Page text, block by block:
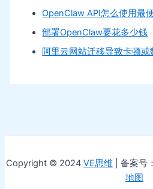
OpenClaw API怎么使用最
部署OpenClaw要花多少钱
阿里云网站迁移导致卡顿
Copyright © 2024 VE思维 | 备案号：
地图